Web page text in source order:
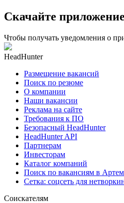
Скачайте приложение
Чтобы получать уведомления о
HeadHunter
Размещение вакансий
Поиск по резюме
О компании
Наши вакансии
Реклама на сайте
Требования к ПО
Безопасный HeadHunter
HeadHunter API
Партнерам
Инвесторам
Каталог компаний
Поиск по вакансиям в
Сетка: соцсеть для
Соискателям